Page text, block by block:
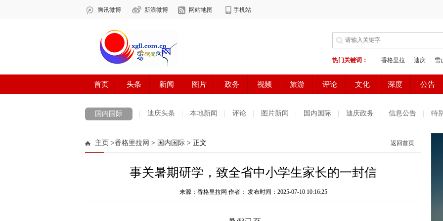
国内国际 迪庆头条 本地新闻 评论 图片新闻 国内国际 迪庆政务 信息公告 特
主页 >香格里拉网 > 国内国际 > 正文 返回首页
事关暑期研学，致全省中小学生家长的一封信
来源：香格里拉网 作者： 发布时间：2025-07-10 10:16:25